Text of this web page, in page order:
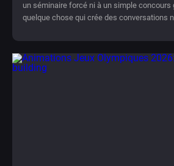
un séminaire forcé ni à un simple concours
quelque chose qui crée des conversations